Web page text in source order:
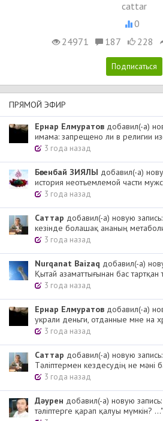
cattar
0
24971
187 228
ПРЯМОЙ ЭФИР
Ернар Елмуратов добавил(-а)
имама: запрещено ли в религии
3 года назад
Бөгенбай ЗИЯЛЫ добавил(-а)
история неотъемлемой части
3 года назад
Cаттар добавил(-а) новую запись:
кезінде болашақ ананың
3 года назад
Nurqanat Baizaq добавил(-а)
Қытай азаматтығынан бас тартқан
3 года назад
Ернар Елмуратов добавил(-а)
украли деньги, отданные мне на
3 года назад
Cаттар добавил(-а) новую
Тәліптермен кездесудің не мәні
3 года назад
Дәурен добавил(-а) новую
тәліптерге қарап қалуы мүмкін? ..."